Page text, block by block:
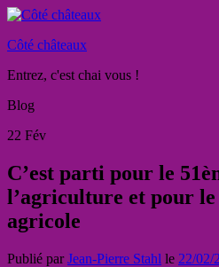
Côté châteaux
Entrez, c'est chai vous !
Blog
22 Fév
C’est parti pour le
l’agriculture et pour le
agricole
Publié parJean-Pierre Stahl le 22/02/